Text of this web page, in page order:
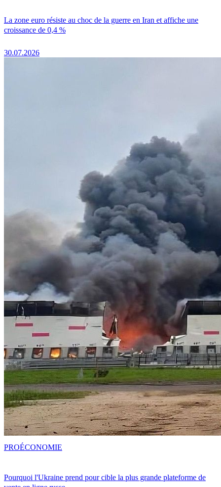
La zone euro résiste au choc de la guerre en Iran et affiche une
croissance de 0,4 %
30.07.2026
Pourquoi l'Ukraine prend pour cible la plus grande plateforme de
PROÉCONOMIE